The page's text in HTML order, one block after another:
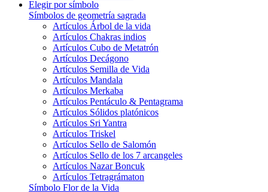
Elegir por símbolo
Símbolos de geometría sagrada
Artículos Árbol de la vida
Artículos Chakras indios
Artículos Cubo de Metatrón
Artículos Decágono
Artículos Semilla de Vida
Artículos Mandala
Artículos Merkaba
Artículos Pentáculo & Pentagrama
Artículos Sólidos platónicos
Artículos Sri Yantra
Artículos Triskel
Artículos Sello de Salomón
Artículos Sello de los 7 arcangeles
Artículos Nazar Boncuk
Artículos Tetragrámaton
Símbolo Flor de la Vida